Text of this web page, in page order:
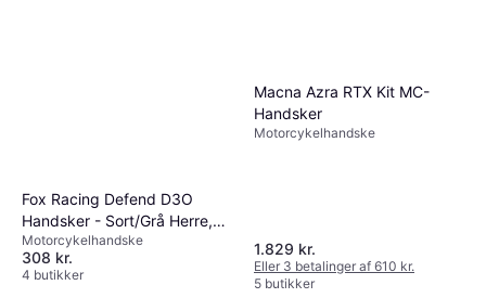
Fox Racing Defend D3O
Handsker - Sort/Grå Herre,
Unisex
Motorcykelhandske
308 kr.
4 butikker
Macna Azra RTX Kit MC-
Handsker
Motorcykelhandske
1.829 kr.
Eller 3 betalinger af 610 kr.
5 butikker